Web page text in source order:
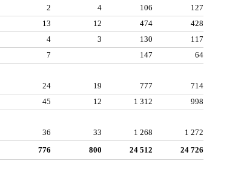
2 4 106
127
13 12 474
428
4 3 130
117
7 147
64
24 19 777
714
45 12 1 312
998
36 33 1 268 1 272
776 800 24 512 24 726